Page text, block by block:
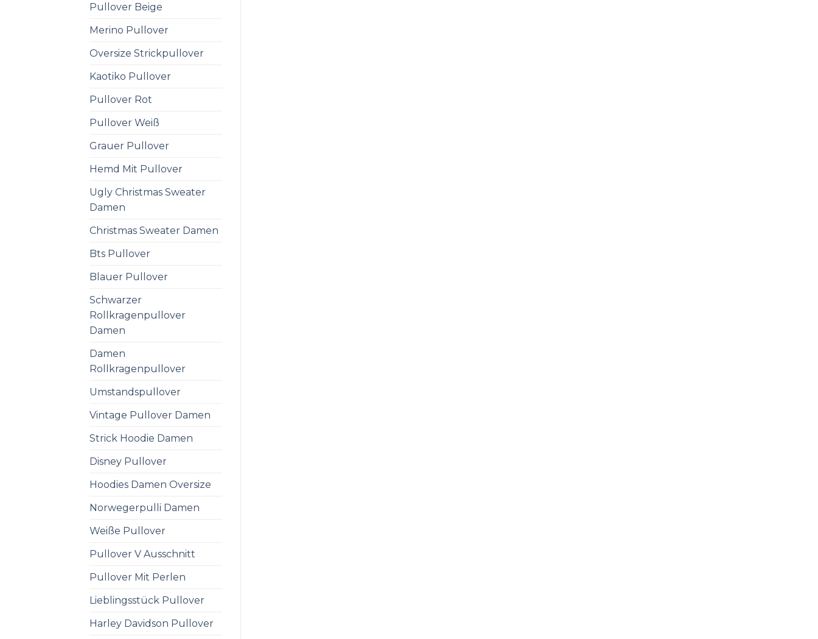
Pullover Beige
Merino Pullover
Oversize Strickpullover
Kaotiko Pullover
Pullover Rot
Pullover Weiß
Grauer Pullover
Hemd Mit Pullover
Ugly Christmas Sweater
Damen
Christmas Sweater Damen
Bts Pullover
Blauer Pullover
Schwarzer
Rollkragenpullover
Damen
Damen
Rollkragenpullover
Umstandspullover
Vintage Pullover Damen
Strick Hoodie Damen
Disney Pullover
Hoodies Damen Oversize
Norwegerpulli Damen
Weiße Pullover
Pullover V Ausschnitt
Pullover Mit Perlen
Lieblingsstück Pullover
Harley Davidson Pullover